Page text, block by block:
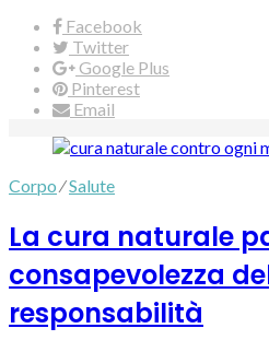
Facebook
Twitter
Google Plus
Pinterest
Email
Corpo⁄Salute
La cura naturale
consapevolezza
responsabilità